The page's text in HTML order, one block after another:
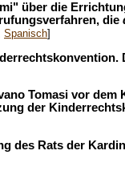
über die
die
Spanisch]
Tomasi vor
der
des Rats der